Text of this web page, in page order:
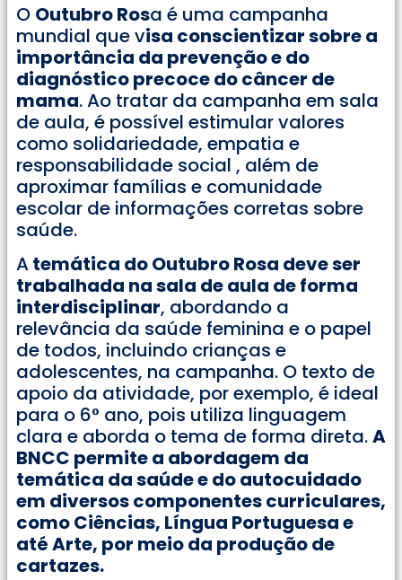
O Outubro Rosa é uma campanha
mundial que visa conscientizar sobre a
importância da prevenção e do
diagnóstico precoce do câncer de
mama. Ao tratar da campanha em sala
de aula, é possível estimular valores
como solidariedade, empatia e
responsabilidade social , além de
aproximar famílias e comunidade
escolar de informações corretas sobre
saúde.
Atemática do Outubro Rosa deve ser
trabalhada na sala de aula de forma
interdisciplinar, abordando a
relevância da saúde feminina e o papel
de todos, incluindo crianças e
adolescentes, na campanha. O texto de
apoio da atividade, por exemplo, é ideal
para o 6° ano, pois utiliza linguagem
clara e aborda o tema de forma direta.A
BNCC permite a abordagem da
temática da saúde e do autocuidado
em diversos componentes curriculares,
como Ciências, Língua Portuguesa e
até Arte, por meio da produção de
cartazes.